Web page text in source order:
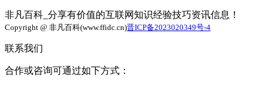
非凡百科_分享有价值的互联网知识经验技巧资讯信息！
Copyright @ 非凡百科(www.ffidc.cn)晋ICP备2023020349号-4
联系我们
合作或咨询可通过如下方式：